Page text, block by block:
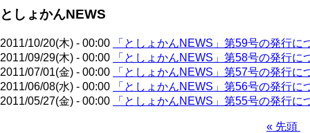
送
としょかんNEWS
2011/10/20(木) - 00:00
「としょかんNEWS」第59号の発行に
2011/09/29(木) - 00:00
「としょかんNEWS」第58号の発行に
2011/07/01(金) - 00:00
「としょかんNEWS」第57号の発行に
2011/06/08(水) - 00:00
「としょかんNEWS」第56号の発行に
2011/05/27(金) - 00:00
「としょかんNEWS」第55号の発行に
先
« 先頭